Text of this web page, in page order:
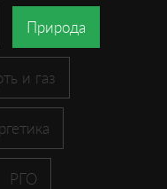
Природа
и газ
РГО